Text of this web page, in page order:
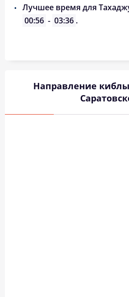
Лучшее время для
00:56 - 03:36 .
Направление